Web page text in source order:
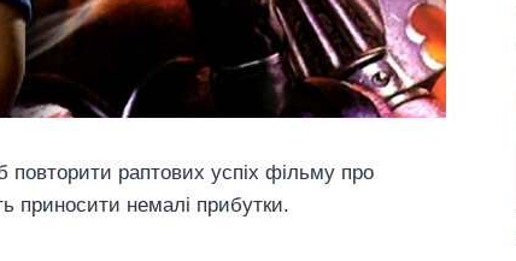
повторити раптових успіх фільму про
приносити немалі прибутки.